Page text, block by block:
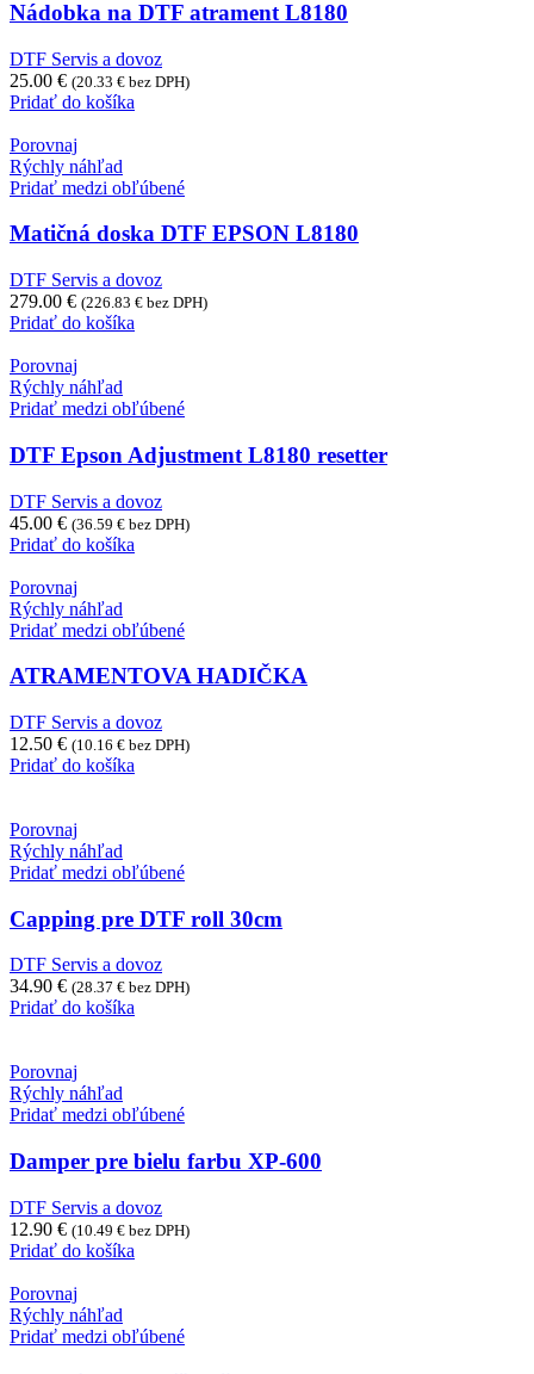
Nádobka na DTF atrament L8180
DTF Servis a dovoz
25.00 € (20.33 € bez DPH)
Pridať do košíka
Porovnaj
Rýchly náhľad
Pridať medzi obľúbené
Matičná doska DTF EPSON L8180
DTF Servis a dovoz
279.00 € (226.83 € bez DPH)
Pridať do košíka
Porovnaj
Rýchly náhľad
Pridať medzi obľúbené
DTF Epson Adjustment L8180 resetter
DTF Servis a dovoz
45.00 € (36.59 € bez DPH)
Pridať do košíka
Porovnaj
Rýchly náhľad
Pridať medzi obľúbené
ATRAMENTOVA HADIČKA
DTF Servis a dovoz
12.50 € (10.16 € bez DPH)
Pridať do košíka
Porovnaj
Rýchly náhľad
Pridať medzi obľúbené
Capping pre DTF roll 30cm
DTF Servis a dovoz
34.90 € (28.37 € bez DPH)
Pridať do košíka
Porovnaj
Rýchly náhľad
Pridať medzi obľúbené
Damper pre bielu farbu XP-600
DTF Servis a dovoz
12.90 € (10.49 € bez DPH)
Pridať do košíka
Porovnaj
Rýchly náhľad
Pridať medzi obľúbené